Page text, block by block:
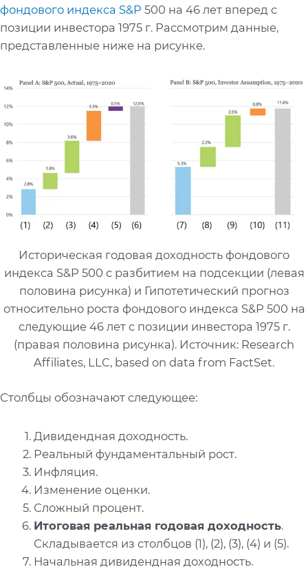
фондового индекса S&P 500 на 46 лет вперед с
позиции инвестора 1975 г. Рассмотрим данные,
представленные ниже на рисунке.
Историческая годовая доходность фондового
индекса S&P 500 с разбитием на подсекции (левая
половина рисунка) и Гипотетический прогноз
относительно роста фондового индекса S&P 500 на
следующие 46 лет с позиции инвестора 1975 г.
(правая половина рисунка). Источник: Research
Affiliates, LLC, based on data from FactSet.
Столбцы обозначают следующее:
Дивидендная доходность.
Реальный фундаментальный рост.
Инфляция.
Изменение оценки.
Сложный процент.
Итоговая реальная годовая доходность.
Складывается из столбцов (1), (2), (3), (4) и (5).
Начальная дивидендная доходность.